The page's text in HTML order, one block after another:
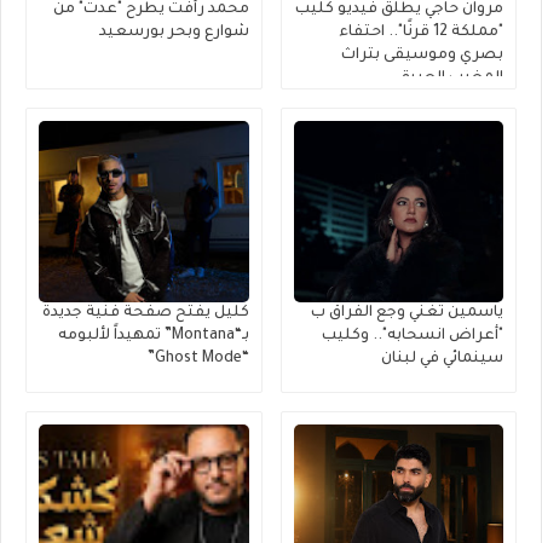
مروان حاجي يطلق فيديو كليب
"مملكة 12 قرنًا".. احتفاء
بصري وموسيقى بتراث
المغرب العريق
محمد رأفت يطرح "عدت" من
شوارع وبحر بورسعيد
ياسمين تغني وجع الفراق ب
"أعراض انسحابه".. وكليب
سينمائي في لبنان
كليل يفتح صفحة فنية جديدة
بـ“Montana” تمهيداً لألبومه
“Ghost Mode”